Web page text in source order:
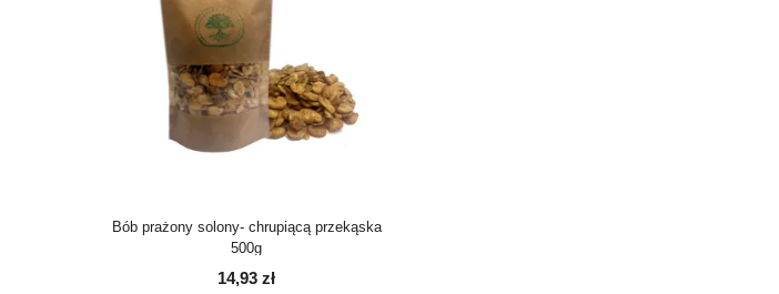
Bób prażony solony- chrupiącą przekąska
500g
14,93 zł